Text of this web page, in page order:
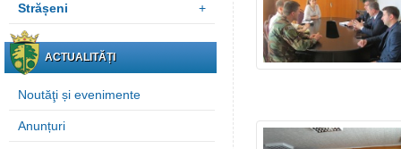
Strășeni
+
ACTUALITĂȚI
Noutăţi și evenimente
Anunțuri